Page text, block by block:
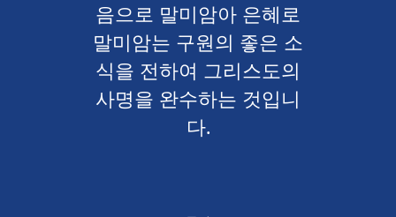
음으로 말미암아 은혜로
말미암는 구원의 좋은 소
식을 전하여 그리스도의
사명을 완수하는 것입니
다.